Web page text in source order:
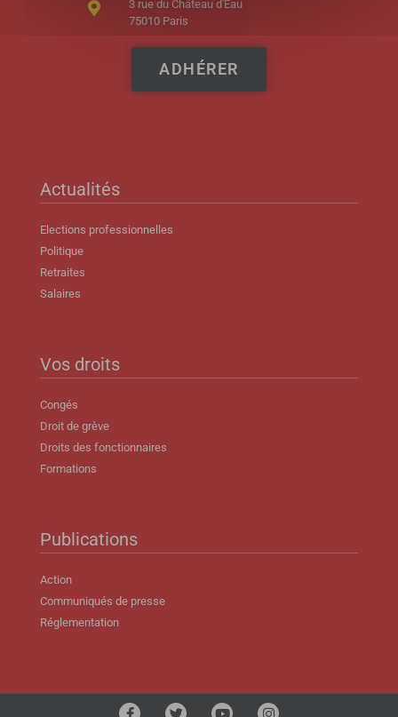
3 rue du Château d'Eau
75010 Paris
ADHÉRER
Actualités
Elections professionnelles
Politique
Retraites
Salaires
Vos droits
Congés
Droit de grève
Droits des fonctionnaires
Formations
Publications
Action
Communiqués de presse
Réglementation